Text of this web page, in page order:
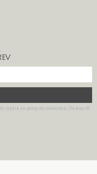
typisk en gang om måneden. Du kan til